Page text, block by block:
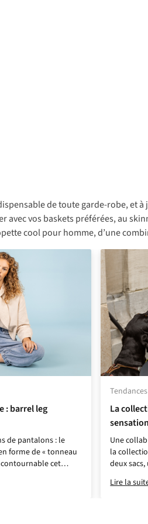
de toute garde-robe, et
avec vos baskets préférées, au
cool pour homme, d’une
: barrel leg
de pantalons : le
forme de « tonneau
cet
légèrement
dans un mix de
La
Une
la
deux
tout
de teckels
Lire la